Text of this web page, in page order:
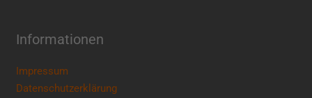
Informationen
Impressum
Datenschutzerklärung